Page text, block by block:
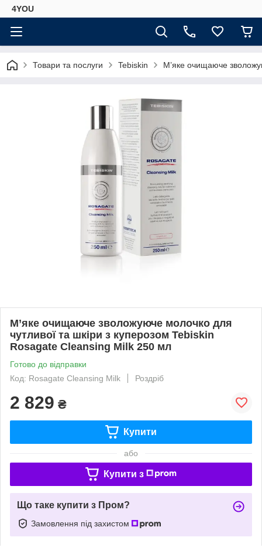
4YOU
Товари та послуги Tebiskin М’яке очищаюче
М’яке очищаюче зволожуюче молочко для
чутливої та шкіри з куперозом Tebiskin
Rosagate Cleansing Milk 250 мл
Готово до відправки
Код: Rosagate Cleansing Milk
Роздріб
2 829 ₴
Купити
або
Купити з
Що таке купити з Пром?
Замовлення під захистом